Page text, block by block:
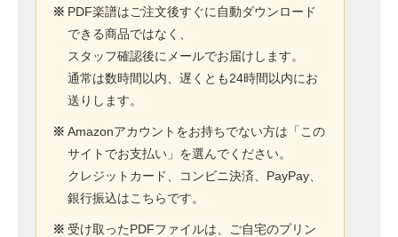
※ PDF楽譜はご注文後すぐに自動ダウンロード
できる商品ではなく、
スタッフ確認後にメールでお届けします。
通常は数時間以内、遅くとも24時間以内にお
送りします。
※ Amazonアカウントをお持ちでない方は「この
サイトでお支払い」を選んでください。
クレジットカード、コンビニ決済、PayPay、
銀行振込はこちらです。
※ 受け取ったPDFファイルは、ご自宅のプリン